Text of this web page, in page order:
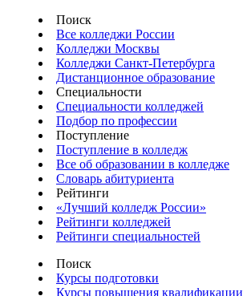
Поиск
Все колледжи России
Колледжи Москвы
Колледжи Санкт-Петербурга
Дистанционное образование
Специальности
Специальности колледжей
Подбор по профессии
Поступление
Поступление в колледж
Все об образовании в колледже
Словарь абитуриента
Рейтинги
«Лучший колледж России»
Рейтинги колледжей
Рейтинги специальностей
Поиск
Курсы подготовки
Курсы повышения квалификации